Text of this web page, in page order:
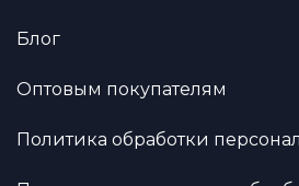
Блог
Оптовым покупателям
Политика обработки